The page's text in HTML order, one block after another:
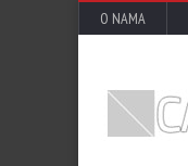
O NAMA